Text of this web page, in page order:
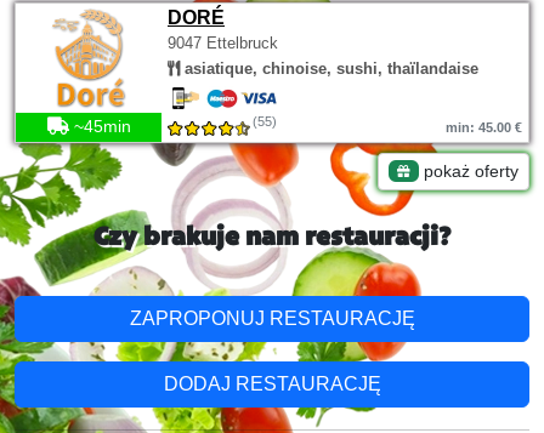
DORÉ
9047 Ettelbruck
asiatique, chinoise, sushi, thaïlandaise
~45min (55) min: 45.00 €
pokaż oferty
Czy brakuje nam restauracji?
ZAPROPONUJ RESTAURACJĘ
DODAJ RESTAURACJĘ